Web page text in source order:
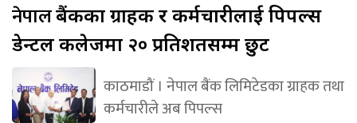
नेपालबैंकका ग्राहक र कर्मचारीलाई पिपल्स
डेन्टल कलेजमा २० प्रतिशतसम्म छुट
काठमाडौं । नेपाल बैंक लिमिटेडका ग्राहक तथा
कर्मचारीले अब पिपल्स